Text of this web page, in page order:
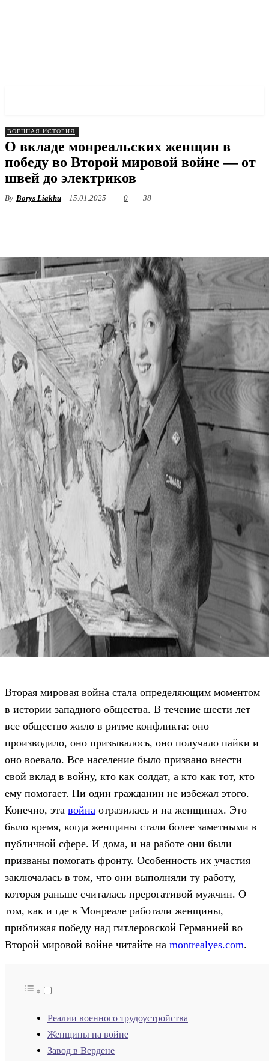
ВОЕННАЯ ИСТОРИЯ
О вкладе монреальских женщин в
победу во Второй мировой войне — от
швей до электриков
By Borys Liakhu 15.01.2025 0 38
Вторая мировая война стала определяющим моментом
в истории западного общества. В течение шести лет
все общество жило в ритме конфликта: оно
производило, оно призывалось, оно получало пайки и
оно воевало. Все население было призвано внести
свой вклад в войну, кто как солдат, а кто как тот, кто
ему помогает. Ни один гражданин не избежал этого.
Конечно, эта война отразилась и на женщинах. Это
было время, когда женщины стали более заметными в
публичной сфере. И дома, и на работе они были
призваны помогать фронту. Особенность их участия
заключалась в том, что они выполняли ту работу,
которая раньше считалась прерогативой мужчин. О
том, как и где в Монреале работали женщины,
приближая победу над гитлеровской Германией во
Второй мировой войне читайте на montrealyes.com.
Реалии военного трудоустройства
Женщины на войне
Завод в Вердене